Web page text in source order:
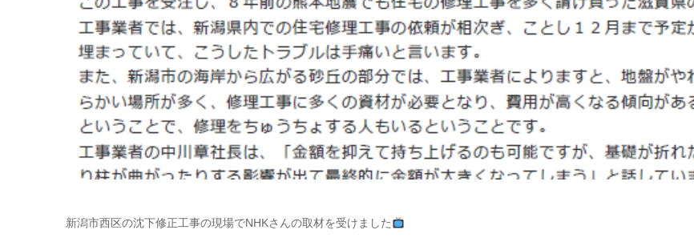
新潟市西区の沈下修正工事の現場でNHKさんの取材を受けました